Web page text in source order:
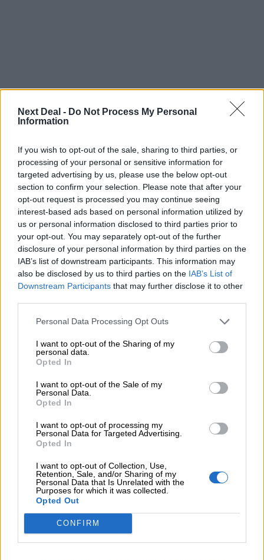
Next Deal - Do Not Process My Personal
Information
If you wish to opt-out of the sale, sharing to third parties, or
processing of your personal or sensitive information for
targeted advertising by us, please use the below opt-out
section to confirm your selection. Please note that after your
opt-out request is processed you may continue seeing
interest-based ads based on personal information utilized by
us or personal information disclosed to third parties prior to
your opt-out. You may separately opt-out of the further
disclosure of your personal information by third parties on the
IAB’s list of downstream participants. This information may
also be disclosed by us to third parties on the IAB’s List of
Downstream Participants that may further disclose it to other
Personal Data Processing Opt Outs
I want to opt-out of the Sharing of my
personal data.
Opted In
I want to opt-out of the Sale of my
Personal Data.
Opted In
I want to opt-out of processing my
Personal Data for Targeted Advertising.
Opted In
I want to opt-out of Collection, Use,
Retention, Sale, and/or Sharing of my
Personal Data that Is Unrelated with the
Purposes for which it was collected.
Opted Out
CONFIRM
07.08.2026 - 14:38
Θεόδωρος Τέγος (ΓΝΑ ΕΥΑΓΓΕΛΙΣΜΟΣ): Νέο παράθυρο
ελπίδας για τους ογκολογικούς ασθενείς μέσω κλινικών
δοκιμών
07.08.2026 - 13:16
Χρήστος Γεωργόπουλος – «ΕΡΡΙΚΟΣ ΝΤΥΝΑΝ»/ΚΕΝΤΡΟ
07.08.2026 - 12:25
Allianz: Ισχυρές επιδόσεις στο α’ εξάμηνο του 2026 – Ο Oliver
Bäte συνδέει τα αποτελέσματα με το κλείσιμο του
«protection gap»
07.08.2026 - 12:12
Οι αισθητήρες βλέπουν καλύτερα από τον άνθρωπο. Πάντα;
07.08.2026 - 11:01
Generali: Αποτελέσματα Α' Εξαμήνου - Εξαιρετική ανάπτυξη
στα Λειτουργικά και Προσαρμοσμένα Καθαρά Αποτελέσματα
07.08.2026 - 10:28
Συνταξιοδότησης: Νέο πεδίο ανάπτυξης για ασφαλιστικές και
ασφαλιστές
07.08.2026 - 09:23
CrediaBank: Οικονομικά Αποτελέσματα A’ Εξαμήνου 2026 -